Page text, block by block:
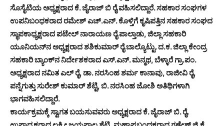
ಸೊಸೈಟಿಯ ಅಧ್ಯಕ್ಷರಾದ ಕೆ. ಜೈರಾಜ್ ಬಿ ರೈ ವಹಿಸಲಿದ್ದಾರೆ. ಸಹಕಾರ ಸಂಘಗಳ
ಉಪನಿಬಂಧಕರಾದ ರಮೇಶ್ ಎಚ್.ಎನ್. ಕೊಳ್ತಿಗೆ ಕೃಷಿಪತ್ತಿನ ಸಹಕಾರ ಸಂಘದ
ಸ್ಥಾಪಕಾಧ್ಯಕ್ಷರಾದ ಪಟೇಲ್ ನಾರಾಯಣ ರೈ ಪಾಲ್ತಾಡು, ಜಿಲ್ಲಾ ಸಹಕಾರಿ
ಯೂನಿಯನ್‌ನ ಅಧ್ಯಕ್ಷರಾದ ಶಶಿಕುಮಾರ್ ರೈ ಬಾಲ್ಯೊಟ್ಟು. ದ.ಕ. ಜಿಲ್ಲಾ ಕೇಂದ್ರ
ಸಹಕಾರಿ ಬ್ಯಾಂಕ್‌ನ ನಿರ್ದೇಶಕರಾದ ಎಸ್.ಎನ್. ಮನ್ಮಥ, ಬೆಳ್ಳಾರೆ ಗ್ರಾ.ಪಂ.
ಅಧ್ಯಕ್ಷರಾದ ನಮಿತ ಎಲ್ ರೈ, ಡಾ. ನರಸಿಂಹ ಶರ್ಮ ಕಾನಾವು, ರಾಜೀವಿ ರೈ,
ಪನ್ನೆಗುತ್ತು ಸುರೇಶ್ ಕುಮಾರ್ ಶೆಟ್ಟಿ, ಬಿ. ನರಸಿಂಹ ಜೋಶಿ ಅತಿಥಿಗಳಾಗಿ
ಭಾಗವಹಿಸಲಿದ್ದಾರೆ.
ಕಾರ್ಯಕ್ರಮಕ್ಕೆ ಸ್ವಾಗತ ಬಯಸುವವರು ಅಧ್ಯಕ್ಷರಾದ ಕೆ. ಜೈರಾಜ್ ಬಿ. ರೈ.